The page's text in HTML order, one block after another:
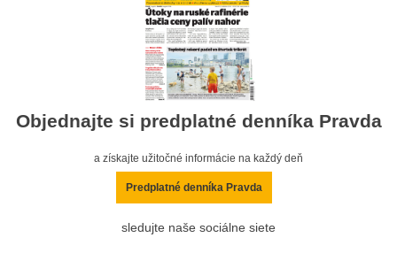
Objednajte si predplatné denníka Pravda
a získajte užitočné informácie na každý deň
Predplatné denníka Pravda
sledujte naše sociálne siete